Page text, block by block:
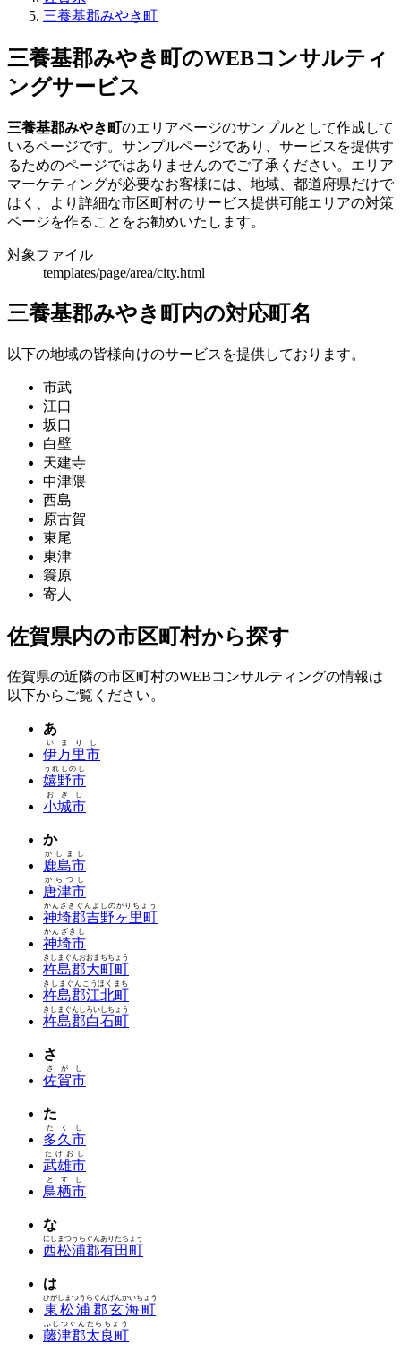
三養基郡みやき町
三養基郡みやき町のWEBコンサルティ
ングサービス
三養基郡みやき町のエリアページのサンプルとして作成して
いるページです。サンプルページであり、サービスを提供す
るためのページではありませんのでご了承ください。エリア
マーケティングが必要なお客様には、地域、都道府県だけで
はく、より詳細な市区町村のサービス提供可能エリアの対策
ページを作ることをお勧めいたします。
対象ファイル
templates/page/area/city.html
三養基郡みやき町内の対応町名
以下の地域の皆様向けのサービスを提供しております。
市武
江口
坂口
白壁
天建寺
中津隈
西島
原古賀
東尾
東津
簑原
寄人
佐賀県内の市区町村から探す
佐賀県の近隣の市区町村のWEBコンサルティングの情報は
以下からご覧ください。
あ
伊万里市
いまりし
嬉野市
うれしのし
小城市
おぎし
か
鹿島市
かしまし
唐津市
からつし
神埼郡吉野ヶ里町
かんざきぐんよしのがりちょう
神埼市
かんざきし
杵島郡大町町
きしまぐんおおまちちょう
杵島郡江北町
きしまぐんこうほくまち
杵島郡白石町
きしまぐんしろいしちょう
さ
佐賀市
さがし
た
多久市
たくし
武雄市
たけおし
鳥栖市
とすし
な
西松浦郡有田町
にしまつうらぐんありたちょう
は
東松浦郡玄海町
ひがしまつうらぐんげんかいちょう
藤津郡太良町
ふじつぐんたらちょう